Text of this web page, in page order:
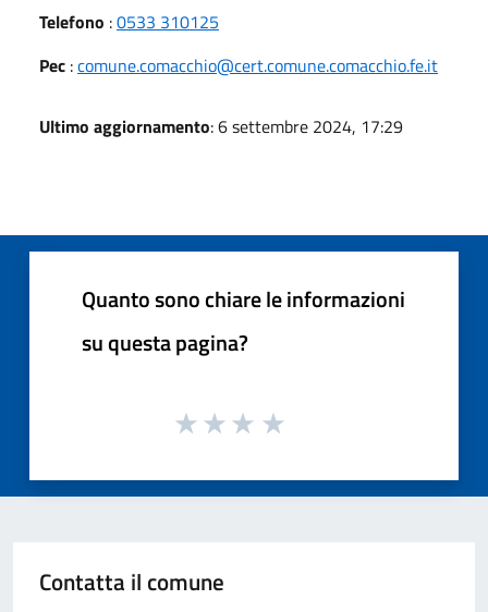
Telefono :0533 310125
Pec :comune.comacchio@cert.comune.comacchio.fe.it
Ultimo aggiornamento: 6 settembre 2024, 17:29
Quanto sono chiare le informazioni
su questa pagina?
Contatta il comune